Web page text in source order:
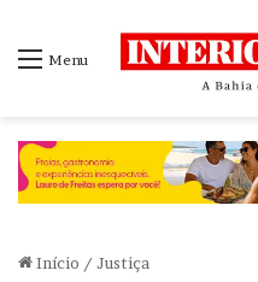
Menu
Início / Justiça